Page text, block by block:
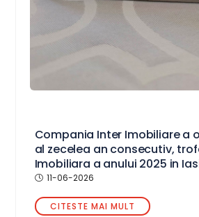
Compania Inter Imobiliare a
al zecelea an consecutiv,
Imobiliara a anului 2025 in
11-06-2026
CITESTE MAI MULT